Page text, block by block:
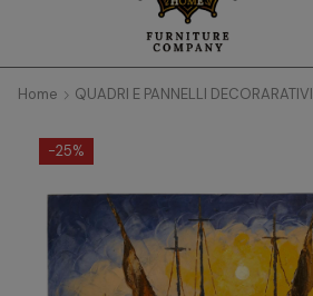
Home QUADRI E PANNELLI DECORARATIVI
-25%